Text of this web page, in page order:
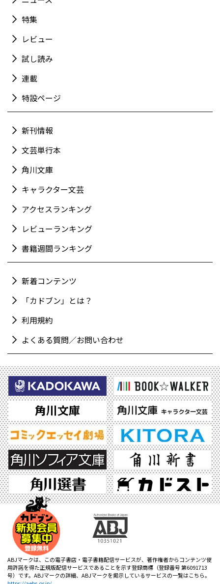
特集
レビュー
試し読み
連載
特設ページ
新刊情報
文芸単行本
角川文庫
キャラクター文芸
アクセスランキング
レビューランキング
書籍週間ランキング
新着コンテンツ
「カドブン」とは？
利用規約
よくある質問／お問い合わせ
ABJマークは、この電子書店・電子書籍配信サービスが、著作権者からコンテンツ使
用許諾を得た正規版配信サービスであることを示す登録商標（登録番号 第6091713
号）です。ABJマークの詳細、ABJマークを掲示しているサービスの一覧はこちら。